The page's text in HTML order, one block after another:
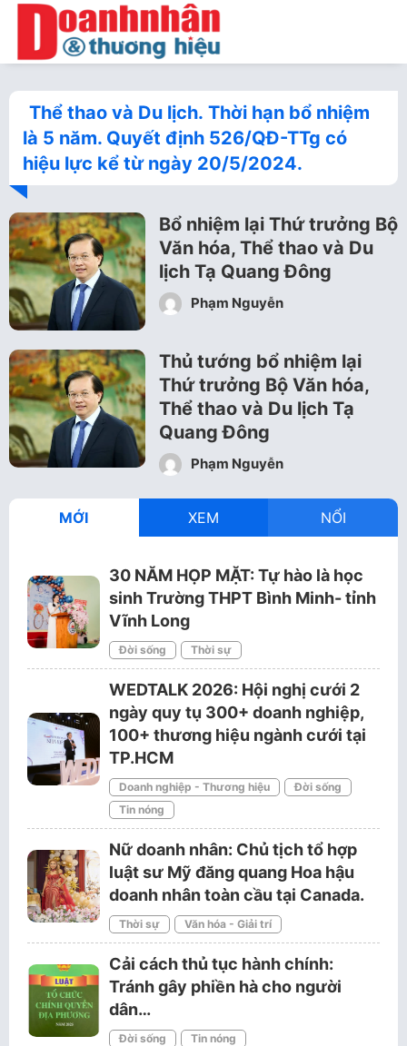
Thể thao và Du lịch. Thời hạn bổ nhiệm
là 5 năm. Quyết định 526/QĐ-TTg có
hiệu lực kể từ ngày 20/5/2024.
Bổ nhiệm lại Thứ trưởng Bộ
Văn hóa, Thể thao và Du
lịch Tạ Quang Đông
Phạm Nguyễn
Thủ tướng bổ nhiệm lại
Thứ trưởng Bộ Văn hóa,
Thể thao và Du lịch Tạ
Quang Đông
Phạm Nguyễn
MỚI XEM NỔI
30 NĂM HỌP MẶT: Tự hào là học
sinh Trường THPT Bình Minh- tỉnh
Vĩnh Long
Đời sống Thời sự
WEDTALK 2026: Hội nghị cưới 2
ngày quy tụ 300+ doanh nghiệp,
100+ thương hiệu ngành cưới tại
TP.HCM
Doanh nghiệp - Thương hiệu
Đời sống
Tin nóng
Nữ doanh nhân: Chủ tịch tổ hợp
luật sư Mỹ đăng quang Hoa hậu
doanh nhân toàn cầu tại Canada.
Thời sự Văn hóa - Giải trí
Cải cách thủ tục hành chính:
Tránh gây phiền hà cho người
dân…
Đời sống Tin nóng